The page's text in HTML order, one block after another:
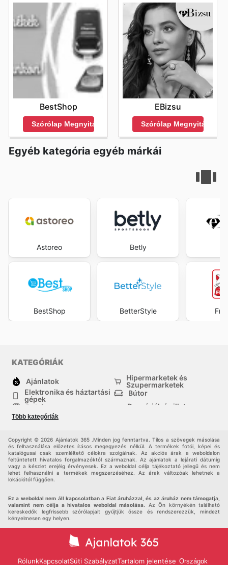
BestShop
Szórólap Megnyitása
EBizsu
Szórólap Megnyitása
Egyéb kategória egyéb márkái
Astoreo
BestShop
Betly
BetterStyle
KATEGÓRIÁK
Ajánlatok
Hipermarketek és
Szupermarketek
Elektronika és háztartási
gépek
Bútor
Ruházat
Drogériák és illatszer-
háztartási cikkek
Több kategóriák
Copyright © 2026 Ajánlatok 365 .Minden jog fenntartva. Tilos a szövegek másolása
és felhasználása előzetes írásos megegyezés nélkül. A termékek fotói, képei és
katalógusai csak szemléltető célokra szolgálnak. Az akciós árak a weboldalon
feltüntetett hivatalos forgalmazóktól származnak. Az ajánlatok a lejárati dátumig
vagy a készlet erejéig érvényesek. Ez a weboldal célja tájékoztató jellegű és nem
lehet felhasználni a termékek megszerzéséhez. Az árak változóak lehetnek a
lokációtól függően.
Ez a weboldal nem áll kapcsolatban a Fiat áruházzal, és az áruház nem támogatja,
valamint nem célja a hivatalos weboldal másolása. Az Ön környékén található
kereskedők legfrissebb szórólapjait gyűjtjük össze és rendszerezzük, mindezt
kényelmesen egy helyen.
RólunkKapcsolatSüti SzabályzatTartalom jelentése Országok